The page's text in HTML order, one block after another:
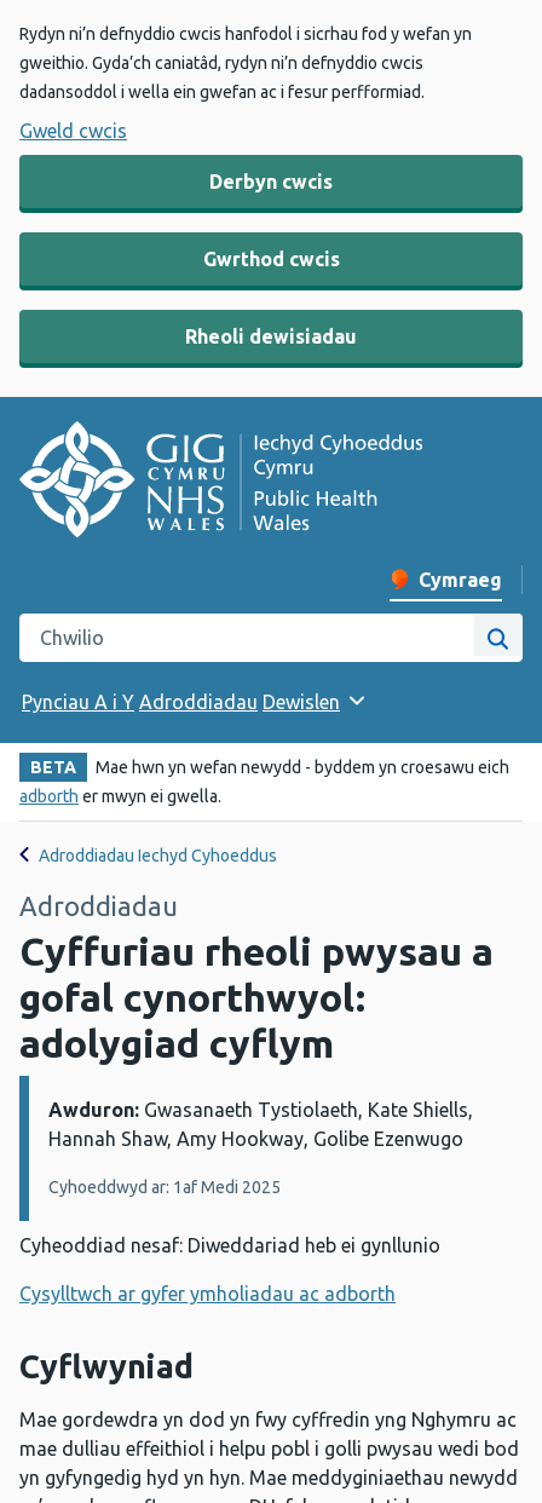
Rydyn ni’n defnyddio cwcis hanfodol i sicrhau fod y wefan yn
gweithio. Gyda’ch caniatâd, rydyn ni’n defnyddio cwcis
dadansoddol i wella ein gwefan ac i fesur perfformiad.
Gweld cwcis
Derbyn cwcis
Gwrthod cwcis
Rheoli dewisiadau
Newid iaith y
Cymraeg
Chwilio gwefan Iechyd Cyhoeddus Cymru
Pynciau A i Y Adroddiadau Dewislen
BETA
Mae hwn yn wefan newydd - byddem yn croesawu eich
adborth er mwyn ei gwella.
Adroddiadau Iechyd Cyhoeddus
Adroddiadau
Cyffuriau rheoli pwysau a
gofal cynorthwyol:
adolygiad cyflym
Manylion:
Awduron: Gwasanaeth Tystiolaeth, Kate Shiells,
Hannah Shaw, Amy Hookway, Golibe Ezenwugo
Cyhoeddwyd ar: 1af Medi 2025
Cyheoddiad nesaf: Diweddariad heb ei gynllunio
Cysylltwch ar gyfer ymholiadau ac adborth
Cyflwyniad
Mae gordewdra yn dod yn fwy cyffredin yng Nghymru ac
mae dulliau effeithiol i helpu pobl i golli pwysau wedi bod
yn gyfyngedig hyd yn hyn. Mae meddyginiaethau newydd